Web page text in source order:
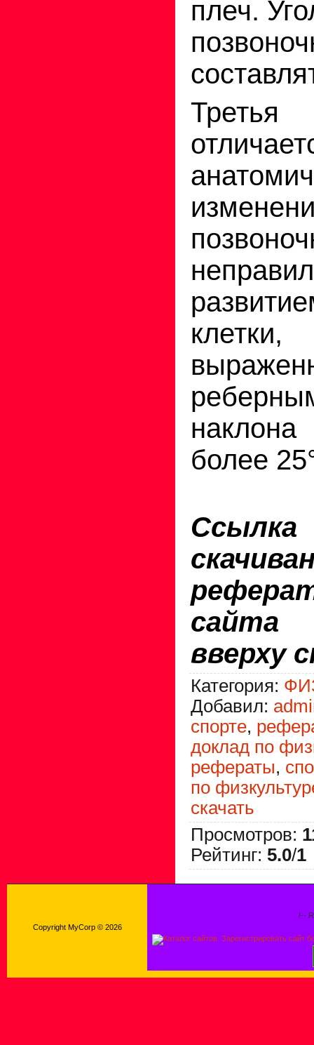
плеч.
наклона
более 25
сайта
вверху
Категория:
Добавил:
спорте,
доклад по
рефераты,
по
скачать
Просмотров:
Рейтинг: 5.0/1
Copyright MyCorp © 2026
!--